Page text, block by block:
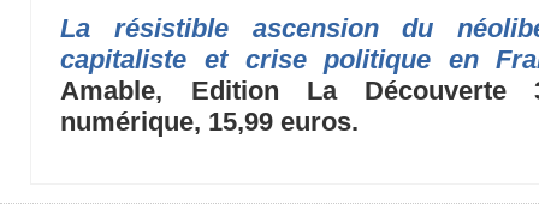
La résistible ascension du
capitaliste et crise politique en
Amable, Edition La Découverte
numérique, 15,99 euros.